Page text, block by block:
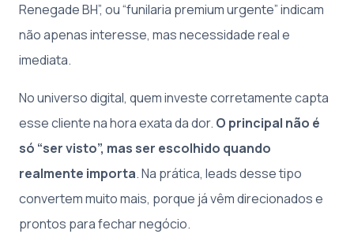
Renegade BH”, ou “funilaria premium urgente” indicam
não apenas interesse, mas necessidade real e
imediata.
No universo digital, quem investe corretamente capta
esse cliente na hora exata da dor. O principal não é
só “ser visto”, mas ser escolhido quando
realmente importa. Na prática, leads desse tipo
convertem muito mais, porque já vêm direcionados e
prontos para fechar negócio.